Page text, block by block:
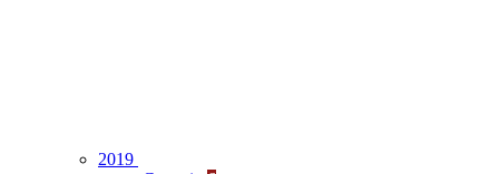
2019